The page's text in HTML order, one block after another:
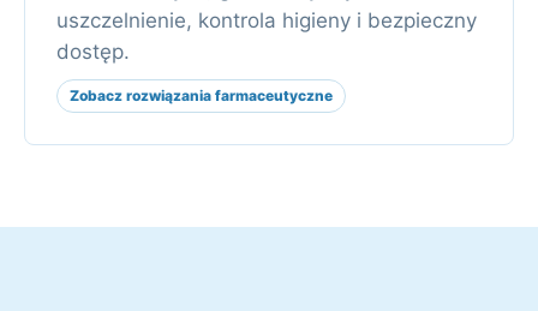
uszczelnienie, kontrola higieny i bezpieczny
dostęp.
Zobacz rozwiązania farmaceutyczne